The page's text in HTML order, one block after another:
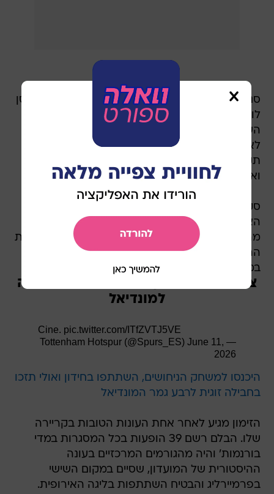
סנסי, שנולד בקונקורדיה וגדל במחלקת הנוער של סן
השחקנים המקורית של סקאלוני. למרות זאת, הוא
לא הפסיק להתאמן גם במהלך החופשה, מתוך
תקווה שאולי עוד תגיע הזדמנות של הרגע האחרון.
ואז הגיע הטלפון ששינה הכול.
סקאלוני הודיע לסנסי כי הוא מצטרף לסגל
האלביסלסטה במקומו של לאונרדו באלרדי, שנגרע
מהסגל בעקבות פציעה. בת זוגו של הבלם תיעדה את
הרגע שבו קיבל את הבשורה, בסרטון שהפך
במהירות לוויראלי ברשתות החברתיות.
צפו: כך סנסי הוקפץ מהחופשה באיביזה
למונדיאל
Cine. pic.twitter.com/ITfZVTJ5VE
— Tottenham Hotspur (@Spurs_ES)
June 11,
2026
היכנסו למשחק הניחושים, השתתפו בחידון ואולי תזכו
בחבילה זוגית לרבע גמר המונדיאל
הזימון מגיע לאחר אחת העונות הטובות בקריירה
שלו. הבלם רשם 39 הופעות בכל המסגרות במדי
בורנמות' והיה מהגורמים המרכזיים בעונה
ההיסטורית של המועדון, שסיים במקום השישי
בפרמיירליג והבטיח השתתפות בליגה האירופית.